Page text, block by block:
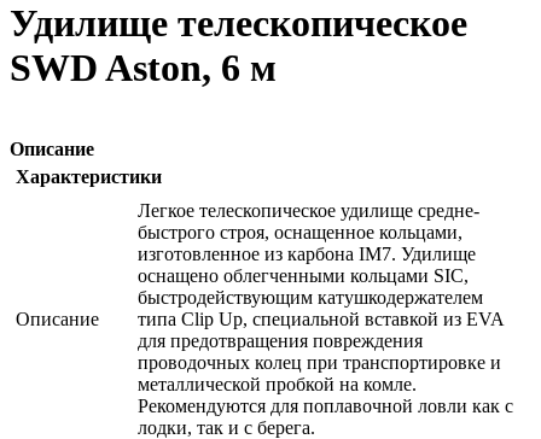
Удилище телескопическое
SWD Aston, 6 м
Описание
Характеристики
Описание
Легкое телескопическое удилище средне-
быстрого строя, оснащенное кольцами,
изготовленное из карбона IM7. Удилище
оснащено облегченными кольцами SIC,
быстродействующим катушкодержателем
типа Clip Up, специальной вставкой из EVA
для предотвращения повреждения
проводочных колец при транспортировке и
металлической пробкой на комле.
Рекомендуются для поплавочной ловли как с
лодки, так и с берега.